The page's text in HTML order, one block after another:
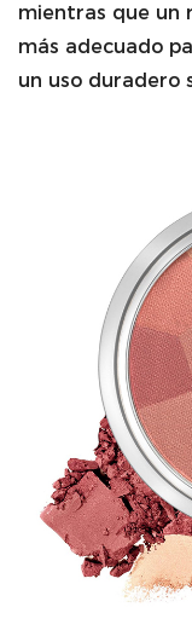
mientras que un
más adecuado
un uso duradero